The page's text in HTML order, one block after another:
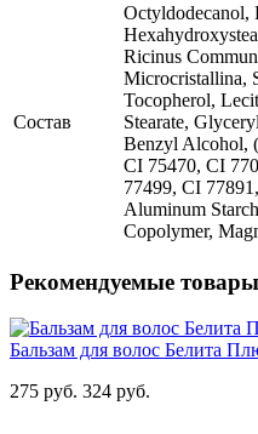
Состав
Octyldodecanol,
Ricinus
Microcristallina,
Tocopherol,
Stearate,
Benzyl Alcohol,
CI 75470, CI
77499, CI
Aluminum
Copolymer,
Рекомендуемые товары
Бальзам для волос Белита
275 руб. 324 руб.